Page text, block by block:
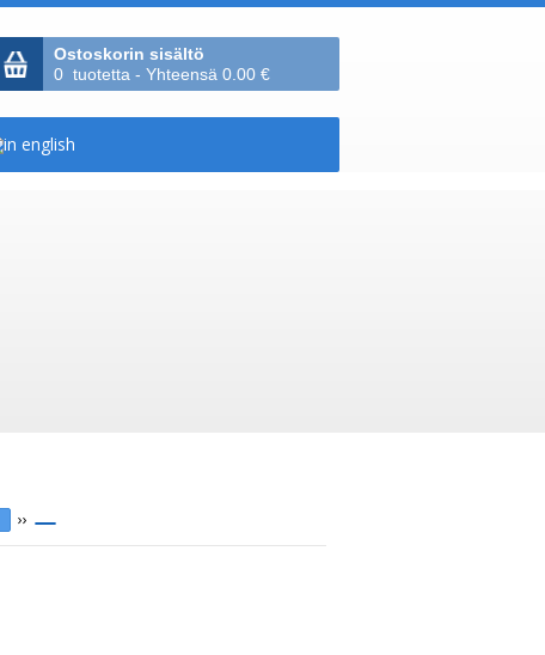
Ostoskorin sisältö
0 tuotetta - Yhteensä 0.00 €
››